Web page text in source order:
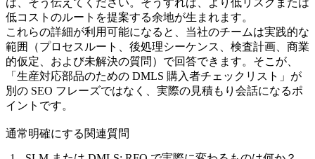
低コストのルートを提案する余地が生まれます。
これらの詳細が利用可能になると、当社のチームは実践的な
範囲（プロセスルート、後処理シーケンス、検査計画、商業
的仮定、および未解決の質問）で回答できます。そこが、
「生産対応部品のための DMLS 購入者チェックリスト」が
別の SEO フレーズではなく、実際の見積もり会話になるポ
イントです。
通常明確にする関連質問